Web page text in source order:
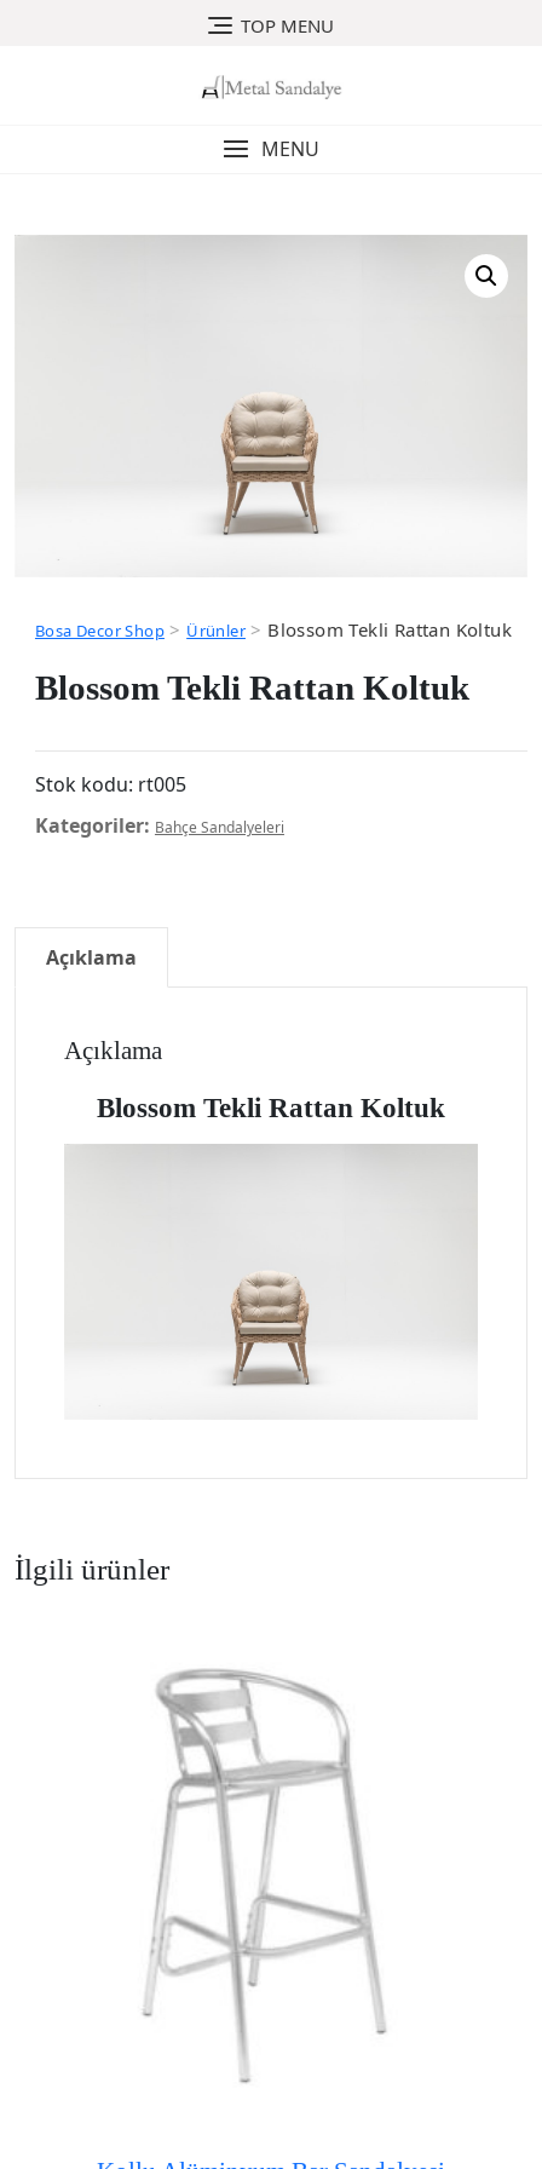
TOP MENU
MENU
Bosa Decor Shop> Ürünler> Blossom Tekli Rattan Koltuk
Blossom Tekli Rattan Koltuk
Stok kodu: rt005
Kategoriler: Bahçe Sandalyeleri
Açıklama
Açıklama
Blossom Tekli Rattan Koltuk
İlgili ürünler